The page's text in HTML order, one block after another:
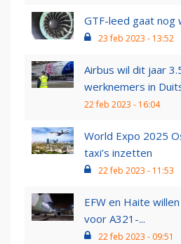
GTF-leed gaat nog
23 feb 2023 - 13:52
Airbus wil dit jaar
werknemers in
22 feb 2023 - 16:04
World Expo 2025
taxi’s inzetten
22 feb 2023 - 11:53
EFW en Haite
voor A321-...
22 feb 2023 - 09:51